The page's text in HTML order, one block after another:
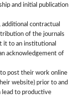
and initial publication
contractual
of the journals
it to an institutional
acknowledgement of
post their work online
website) prior to and
lead to productive